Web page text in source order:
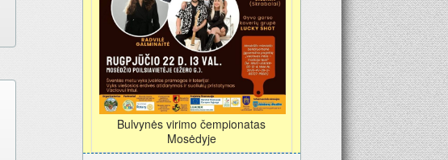
Bulvynės virimo čempionatas
Mosėdyje